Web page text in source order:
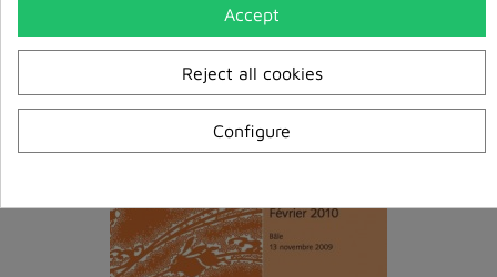
Accept
Reject all cookies
Configure